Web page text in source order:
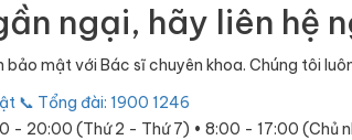
ngại, hãy liên hệ
bảo mật với Bác sĩ chuyên khoa. Chúng tôi
📞 Tổng đài: 1900 1246
- 20:00 (Thứ 2 - Thứ 7) • 8:00 - 17:00 (Chủ